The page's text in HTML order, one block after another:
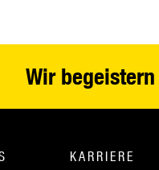
Wir
KARRIERE